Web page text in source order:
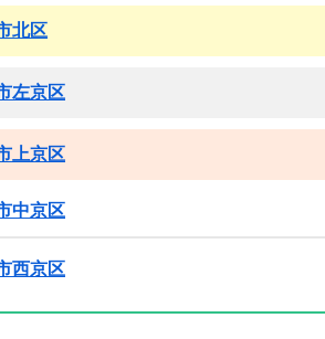
北区
左京区
上京区
中京区
西京区